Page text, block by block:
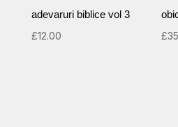
adevaruri biblice vol 3
£12.00
£